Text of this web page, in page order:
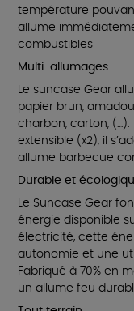
température
allume
combustibles
Multi-allumages
Le suncase Gear
papier brun,
charbon, carton, (…).
extensible (x2), il
allume barbecue
Durable et
Le Suncase Gear
énergie disponible
électricité, cette
autonomie et une
Fabriqué à 70% en
un allume feu